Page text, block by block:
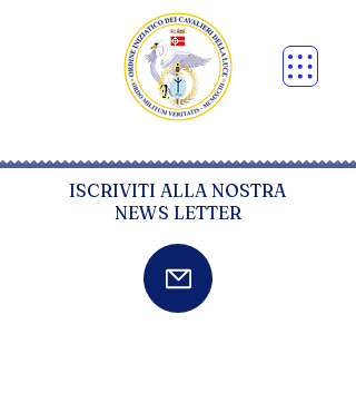
ISCRIVITI ALLA NOSTRA
NEWS LETTER